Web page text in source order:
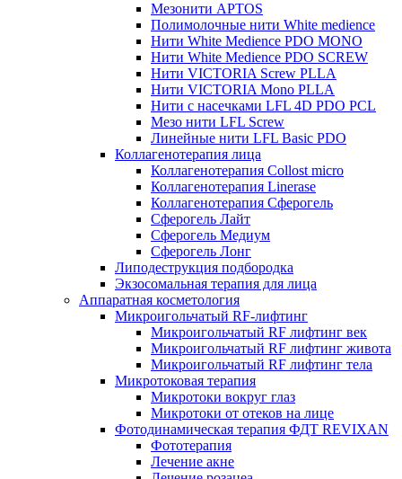
Мезонити APTOS
Полимолочные нити White medience
Нити White Medience PDO MONO
Нити White Medience PDO SCREW
Нити VICTORIA Screw PLLA
Нити VICTORIA Mono PLLA
Нити с насечками LFL 4D PDO PCL
Мезо нити LFL Screw
Линейные нити LFL Basic PDO
Коллагенотерапия лица
Коллагенотерапия Collost micro
Коллагенотерапия Linerase
Коллагенотерапия Сферогель
Сферогель Лайт
Сферогель Медиум
Сферогель Лонг
Липодеструкция подбородка
Экзосомальная терапия для лица
Аппаратная косметология
Микроигольчатый RF-лифтинг
Микроигольчатый RF лифтинг век
Микроигольчатый RF лифтинг живота
Микроигольчатый RF лифтинг тела
Микротоковая терапия
Микротоки вокруг глаз
Микротоки от отеков на лице
Фотодинамическая терапия ФДТ REVIXAN
Фототерапия
Лечение акне